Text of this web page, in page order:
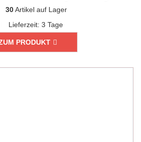
30Artikel auf Lager
Lieferzeit: 3 Tage
PRODUKT